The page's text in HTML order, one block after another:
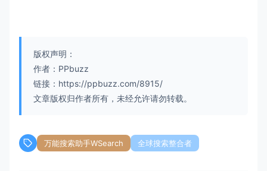
版权声明：
作者：PPbuzz
链接：https://ppbuzz.com/8915/
文章版权归作者所有，未经允许请勿转载。
万能搜索助手WSearch 全球搜索整合者